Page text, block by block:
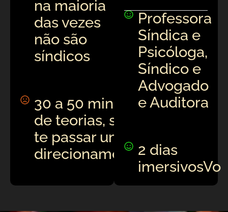
na maioria
das vezes
não são
síndicos
30 a 50 minutos
de teorias, sem
te passar um
direcionamento
Professora
Síndica e
Psicóloga,
Síndico e
Advogado
e Auditora
2 dias
imersivosVo